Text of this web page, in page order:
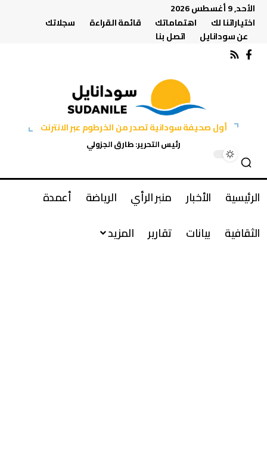
الأحد, 9 أغسطس 2026
اختياراتنا لك
اهتماماتك قائمة القراءة
سجلاتك
عن سودانايل
اتصل بنا
أول صحيفة سودانية تصدر من الخرطوم عبر الانترنت
رئيس التحرير: طارق الجزولي
الرئيسية الأخبار منبر الرأي الرياضة
أعمدة
الثقافية
بيانات تقارير المزيد